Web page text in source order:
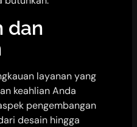
dan
layanan yang
keahlian Anda
pengembangan
desain hingga